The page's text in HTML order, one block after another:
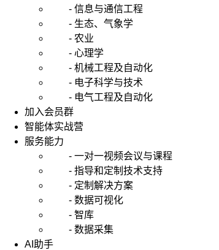
- 信息与通信工程
- 生态、气象学
- 农业
- 心理学
- 机械工程及自动化
- 电子科学与技术
- 电气工程及自动化
加入会员群
智能体实战营
服务能力
- 一对一视频会议与课程
- 指导和定制技术支持
- 定制解决方案
- 数据可视化
- 智库
- 数据采集
AI助手